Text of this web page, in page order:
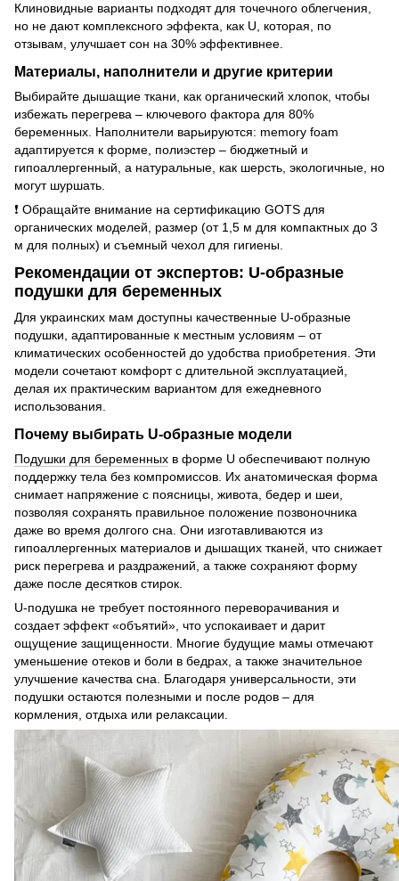
Клиновидные варианты подходят для точечного облегчения,
но не дают комплексного эффекта, как U, которая, по
отзывам, улучшает сон на 30% эффективнее.
Материалы, наполнители и другие критерии
Выбирайте дышащие ткани, как органический хлопок, чтобы
избежать перегрева – ключевого фактора для 80%
беременных. Наполнители варьируются: memory foam
адаптируется к форме, полиэстер – бюджетный и
гипоаллергенный, а натуральные, как шерсть, экологичные, но
могут шуршать.
❗ Обращайте внимание на сертификацию GOTS для
органических моделей, размер (от 1,5 м для компактных до 3
м для полных) и съемный чехол для гигиены.
Рекомендации от экспертов: U-образные
подушки для беременных
Для украинских мам доступны качественные U-образные
подушки, адаптированные к местным условиям – от
климатических особенностей до удобства приобретения. Эти
модели сочетают комфорт с длительной эксплуатацией,
делая их практическим вариантом для ежедневного
использования.
Почему выбирать U-образные модели
Подушки для беременных в форме U обеспечивают полную
поддержку тела без компромиссов. Их анатомическая форма
снимает напряжение с поясницы, живота, бедер и шеи,
позволяя сохранять правильное положение позвоночника
даже во время долгого сна. Они изготавливаются из
гипоаллергенных материалов и дышащих тканей, что снижает
риск перегрева и раздражений, а также сохраняют форму
даже после десятков стирок.
U-подушка не требует постоянного переворачивания и
создает эффект «объятий», что успокаивает и дарит
ощущение защищенности. Многие будущие мамы отмечают
уменьшение отеков и боли в бедрах, а также значительное
улучшение качества сна. Благодаря универсальности, эти
подушки остаются полезными и после родов – для
кормления, отдыха или релаксации.